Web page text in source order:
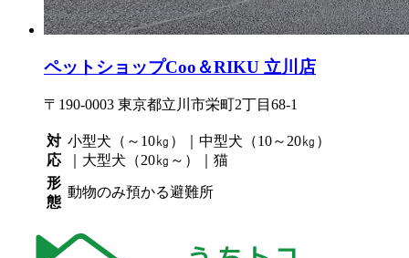
ペットショップCoo＆RIKU 立川店
〒190-0003 東京都立川市栄町2丁目68-1
対
応
小型犬（～10㎏）｜中型犬（10～20㎏）
｜大型犬（20㎏～）｜猫
形
態
動物のみ預かる避難所